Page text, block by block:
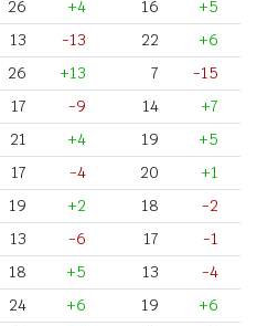
26 +4 16
+5
13 -13 22
+6
26 +13 7
-15
17 -9 14
+7
21 +4 19
+5
17 -4 20
+1
19 +2 18
-2
13 -6 17
-1
18 +5 13
-4
24 +6 19
+6